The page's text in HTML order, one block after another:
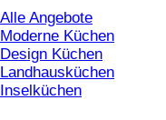
Alle Angebote
Moderne Küchen
Design Küchen
Landhausküchen
Inselküchen